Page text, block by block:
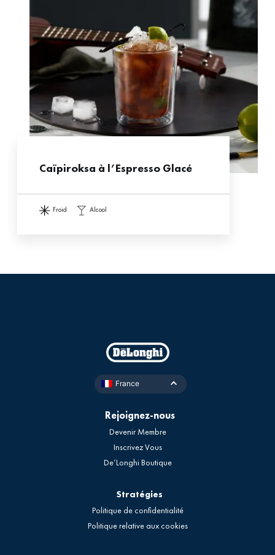
Caïpiroksa à l’Espresso Glacé
froid alcool
France
Rejoignez-nous
Devenir Membre
Inscrivez Vous
De’Longhi Boutique
Stratégies
Politique de confidentialité
Politique relative aux cookies